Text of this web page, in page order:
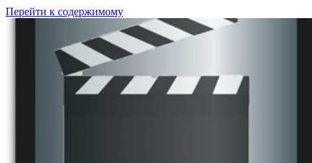
Перейти к содержимому